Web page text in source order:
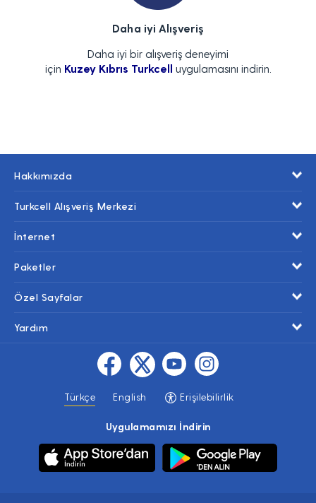
Daha iyi Alışveriş
Daha iyi bir alışveriş deneyimi
için Kuzey Kıbrıs Turkcell uygulamasını indirin.
Hakkımızda
Turkcell Alışveriş Merkezi
İnternet
Paketler
Özel Sayfalar
Yardım
Türkçe English Erişilebilirlik
Uygulamamızı İndirin